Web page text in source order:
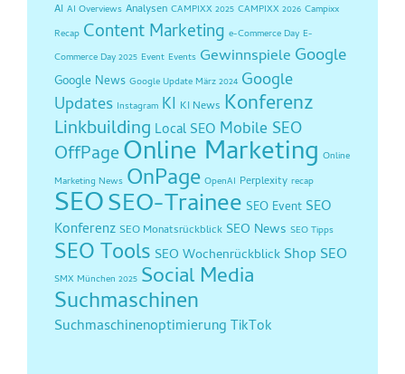
AI AI Overviews Analysen CAMPIXX 2025 CAMPIXX 2026 Campixx
Recap Content Marketing e-Commerce Day E-
Commerce Day 2025 Event Events Gewinnspiele Google
Google News Google Update März 2024 Google
Updates Instagram KI KI News Konferenz
Linkbuilding Local SEO Mobile SEO
OffPageOnline Marketing Online
Marketing News OnPage OpenAI Perplexity recap
SEOSEO-Trainee SEO Event SEO
Konferenz SEO Monatsrückblick SEO News SEO Tipps
SEO Tools SEO Wochenrückblick Shop SEO
SMX München 2025 Social Media
Suchmaschinen
Suchmaschinenoptimierung TikTok